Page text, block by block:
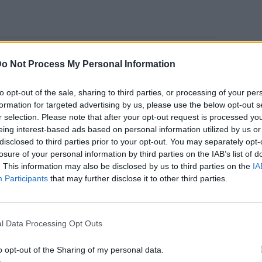
Not Process My Personal Information
opt-out of the sale, sharing to third parties, or processing of your
for targeted advertising by us, please use the below opt-out
selection. Please note that after your opt-out request is processed
interest-based ads based on personal information utilized by us
to third parties prior to your opt-out. You may separately
of your personal information by third parties on the IAB’s list of
This information may also be disclosed by us to third parties on the
Participants that may further disclose it to other third parties.
Data Processing Opt Outs
opt-out of the Sharing of my personal data.
περιοδικό Psychology & Sexuality,
σχέσεις είναι, κατά μέσο όρο,
περσόνες που ασπάζονται την πολυγαμία
Τύπο!
Jolie